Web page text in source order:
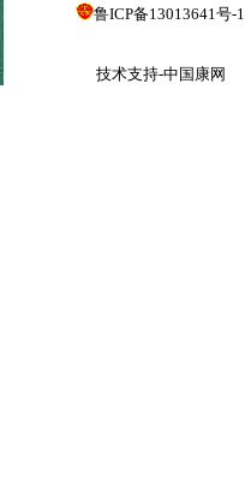
鲁ICP备13013641号-1
技术支持-中国康网